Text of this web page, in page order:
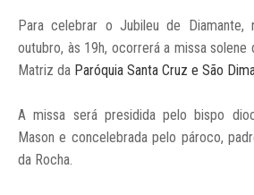
Para celebrar o Jubileu de
outubro, às 19h, ocorrerá a missa
Matriz da Paróquia Santa Cruz e São
A missa será presidida pelo bispo
Mason e concelebrada pelo pároco,
da Rocha.